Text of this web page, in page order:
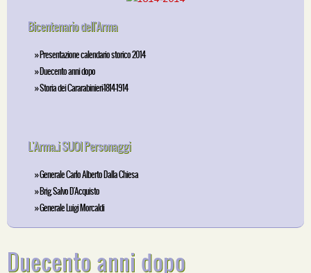
Bicentenario dell'Arma
» Presentazione calendario storico 2014
» Duecento anni dopo
» Storia dei Cararabinieri-1814-1914
L'Arma..i SUOI Personaggi
» Generale Carlo Alberto Dalla Chiesa
» Brig. Salvo D'Acquisto
» Generale Luigi Morcaldi
Duecento anni dopo